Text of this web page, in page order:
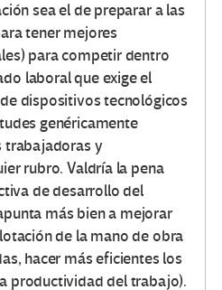
sea el de preparar a las
tener mejores
para competir dentro
laboral que exige el
dispositivos tecnológicos
genéricamente
trabajadoras y
rubro. Valdría la pena
de desarrollo del
más bien a mejorar
de la mano de obra
hacer más eficientes los
productividad del trabajo).